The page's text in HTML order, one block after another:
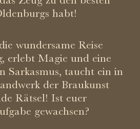
habt!
wundersame Reise
erlebt Magie und eine
Sarkasmus, taucht ein in
der Braukunst
Rätsel! Ist euer
gewachsen?